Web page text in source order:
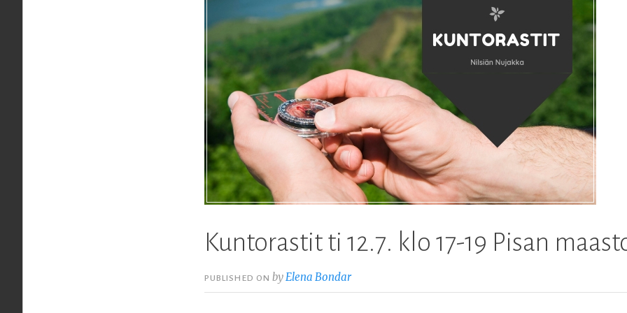
Kuntorastit ti 12.7. klo 17-19 Pisan
PUBLISHED ONby Elena Bondar